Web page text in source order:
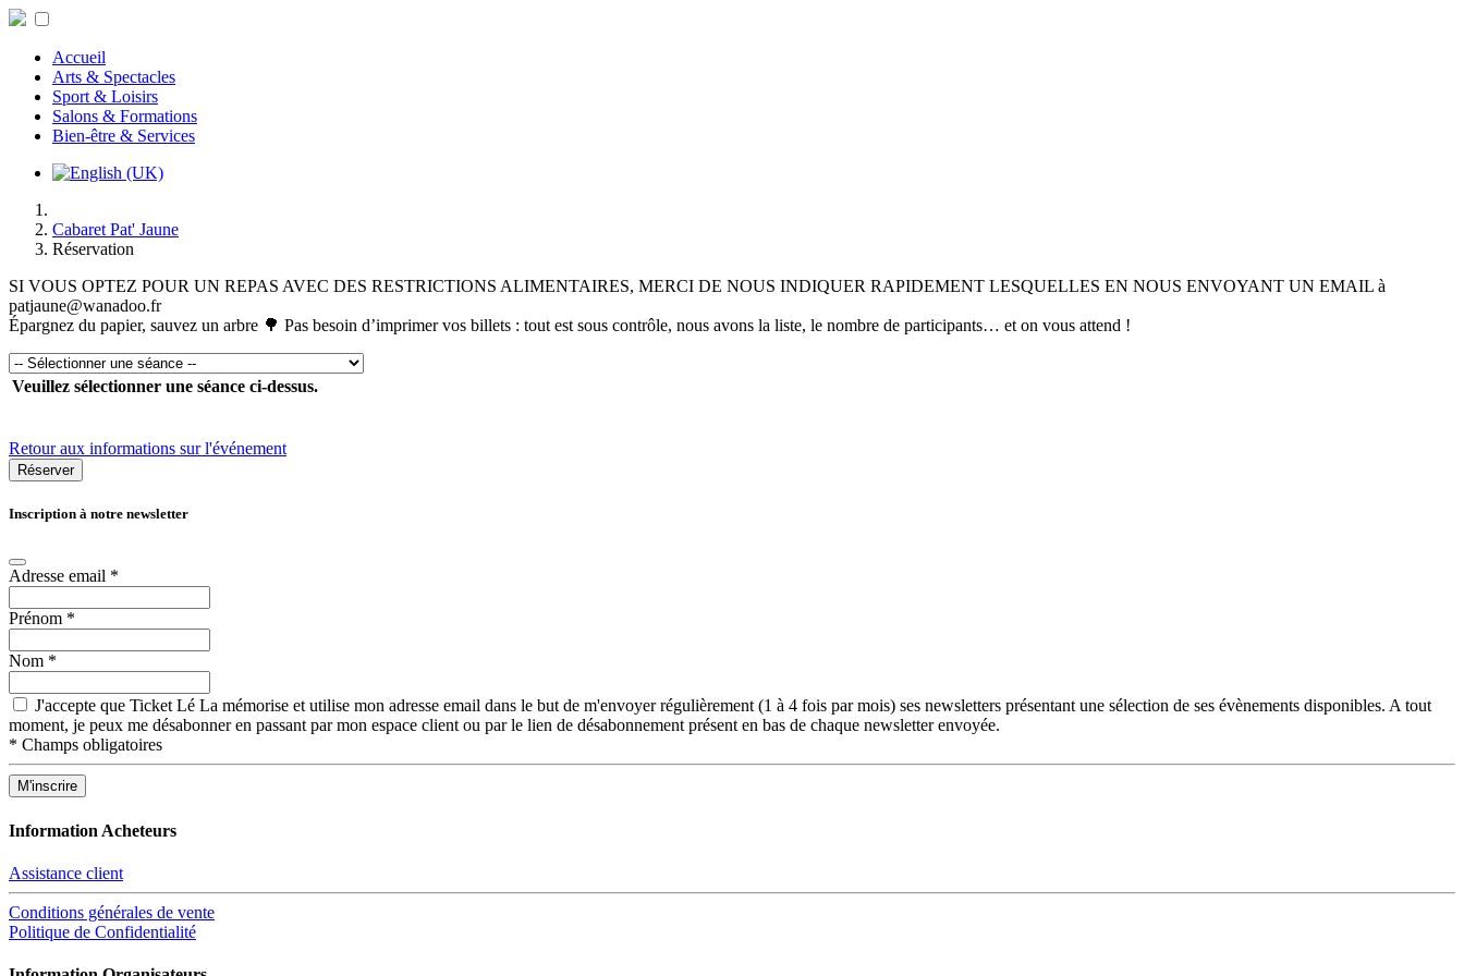
Accueil
Arts & Spectacles
Sport & Loisirs
Salons & Formations
Bien-être & Services
Cabaret Pat' Jaune
Réservation
SI VOUS OPTEZ POUR UN REPAS AVEC DES RESTRICTIONS ALIMENTAIRES, MERCI DE NOUS INDIQUER RAPIDEMENT LESQUELLES EN NOUS ENVOYANT UN EMAIL à
patjaune@wanadoo.fr
Épargnez du papier, sauvez un arbre 🌳 Pas besoin d’imprimer vos billets : tout est sous contrôle, nous avons la liste, le nombre de participants… et on vous attend !
Veuillez sélectionner une séance ci-dessus.
Retour aux informations sur l'événement
Réserver
Inscription à notre newsletter
Adresse email *
Prénom *
Nom *
J'accepte que Ticket Lé La mémorise et utilise mon adresse email dans le but de m'envoyer régulièrement (1 à 4 fois par mois) ses newsletters présentant une sélection de ses évènements disponibles. A tout
moment, je peux me désabonner en passant par mon espace client ou par le lien de désabonnement présent en bas de chaque newsletter envoyée.
* Champs obligatoires
Information Acheteurs
Assistance client
Conditions générales de vente
Politique de Confidentialité